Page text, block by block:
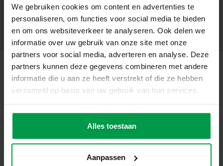
We gebruiken cookies om content en advertenties te
personaliseren, om functies voor social media te bieden
en om ons websiteverkeer te analyseren. Ook delen we
informatie over uw gebruik van onze site met onze
partners voor social media, adverteren en analyse. Deze
partners kunnen deze gegevens combineren met andere
informatie die u aan ze heeft verstrekt of die ze hebben
verzameld op basis van uw gebruik van hun services.
Alles toestaan
Aanpassen
Maak en schilder 10 baby-eenhoorn beeldjes
Inclusief 6 kleuren dekkende plakkaatverf
Glitterlijm in goud en zilver voor extra magie
Meng verf voor zachte pastelkleuren of felle tinten
Stimuleert creativiteit, fijne motoriek en fantasie
Creëer jouw magische unicorns
Met deze set wordt elk beeldje een uniek kunstwerk. Giet
extra sprankelend – perfect om neer te zetten, cadeau te
doen of te verzamelen.
Minimale leeftijd|
5+
Productnummer
Deel dit product
Gerelateerde producten
trendy (6x45ml)